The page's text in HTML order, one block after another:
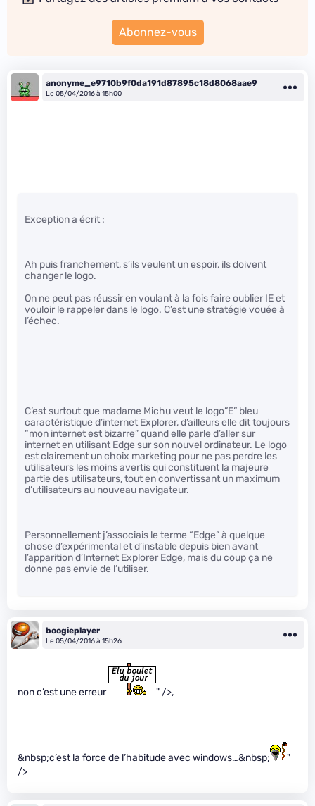
Abonnez-vous
anonyme_e9710b9f0da191d87895c18d8068aae9
Le 05/04/2016 à 15h00
Exception a écrit :
Ah puis franchement, s’ils veulent un espoir, ils doivent
changer le logo.
On ne peut pas réussir en voulant à la fois faire oublier IE et
vouloir le rappeler dans le logo. C’est une stratégie vouée à
l’échec.
C’est surtout que madame Michu veut le logo”E” bleu
caractéristique d’internet Explorer, d’ailleurs elle dit toujours
“mon internet est bizarre” quand elle parle d’aller sur
internet en utilisant Edge sur son nouvel ordinateur. Le logo
est clairement un choix marketing pour ne pas perdre les
utilisateurs les moins avertis qui constituent la majeure
partie des utilisateurs, tout en convertissant un maximum
d’utilisateurs au nouveau navigateur.
Personnellement j’associais le terme “Edge” à quelque
chose d’expérimental et d’instable depuis bien avant
l’apparition d’Internet Explorer Edge, mais du coup ça ne
donne pas envie de l’utiliser.
boogieplayer
Le 05/04/2016 à 15h26
non c’est une erreur " />,
&nbsp;c’est la force de l’habitude avec windows…&nbsp;
"
/>